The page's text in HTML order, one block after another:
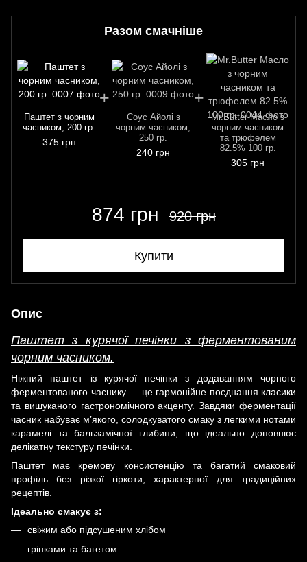
Разом смачніше
Паштет з чорним
часником, 200 гр.
375 грн
Соус Айолі з
чорним часником,
250 гр.
240 грн
Mr.Butter Масло з
чорним часником
та трюфелем
82.5% 100 гр.
305 грн
874 грн 920 грн
Купити
Опис
Паштет з курячої печінки з ферментованим
чорним часником.
Ніжний паштет із курячої печінки з додаванням чорного
ферментованого часнику — це гармонійне поєднання класики
та вишуканого гастрономічного акценту. Завдяки ферментації
часник набуває м’якого, солодкуватого смаку з легкими нотами
карамелі та бальзамічної глибини, що ідеально доповнює
делікатну текстуру печінки.
Паштет має кремову консистенцію та багатий смаковий
профіль без різкої гіркоти, характерної для традиційних
рецептів.
Ідеально смакує з:
свіжим або підсушеним хлібом
грінками та багетом